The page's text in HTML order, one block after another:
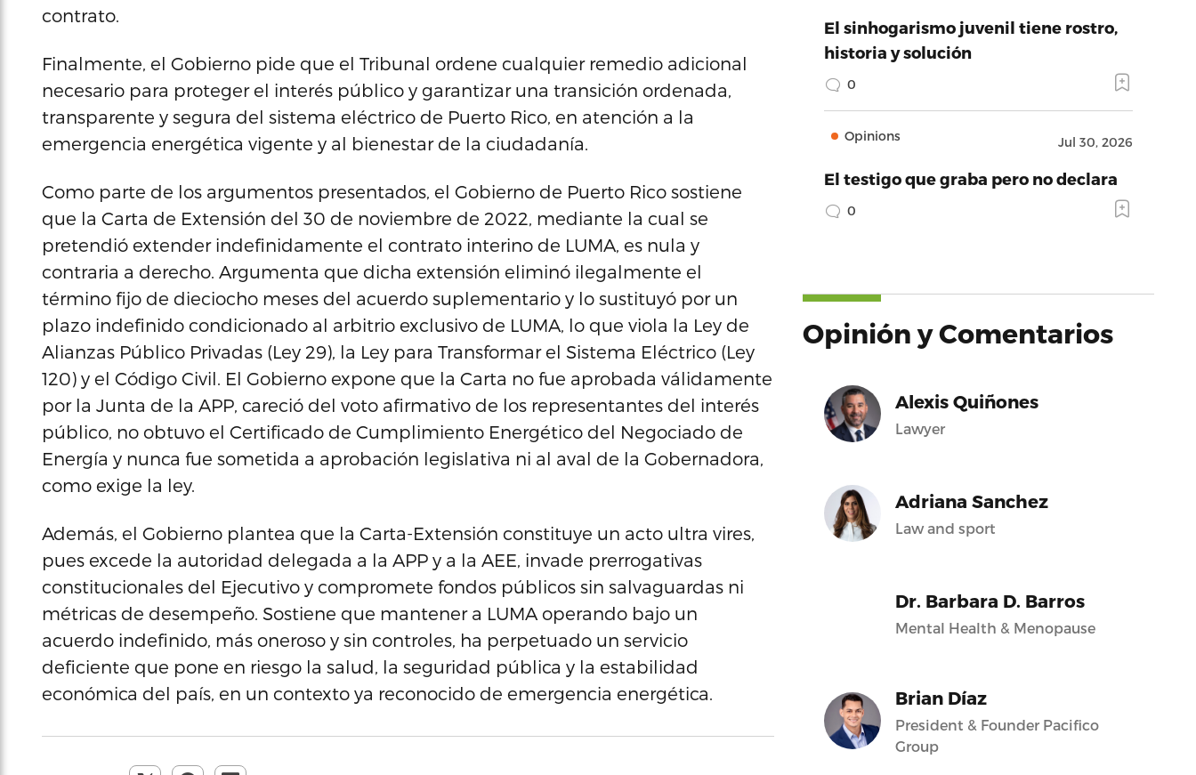
contrato.
Finalmente, el Gobierno pide que el Tribunal ordene cualquier remedio adicional
necesario para proteger el interés público y garantizar una transición ordenada,
transparente y segura del sistema eléctrico de Puerto Rico, en atención a la
emergencia energética vigente y al bienestar de la ciudadanía.
Como parte de los argumentos presentados, el Gobierno de Puerto Rico sostiene
que la Carta de Extensión del 30 de noviembre de 2022, mediante la cual se
pretendió extender indefinidamente el contrato interino de LUMA, es nula y
contraria a derecho. Argumenta que dicha extensión eliminó ilegalmente el
término fijo de dieciocho meses del acuerdo suplementario y lo sustituyó por un
plazo indefinido condicionado al arbitrio exclusivo de LUMA, lo que viola la Ley de
Alianzas Público Privadas (Ley 29), la Ley para Transformar el Sistema Eléctrico (Ley
120) y el Código Civil. El Gobierno expone que la Carta no fue aprobada válidamente
por la Junta de la APP, careció del voto afirmativo de los representantes del interés
público, no obtuvo el Certificado de Cumplimiento Energético del Negociado de
Energía y nunca fue sometida a aprobación legislativa ni al aval de la Gobernadora,
como exige la ley.
Además, el Gobierno plantea que la Carta-Extensión constituye un acto ultra vires,
pues excede la autoridad delegada a la APP y a la AEE, invade prerrogativas
constitucionales del Ejecutivo y compromete fondos públicos sin salvaguardas ni
métricas de desempeño. Sostiene que mantener a LUMA operando bajo un
acuerdo indefinido, más oneroso y sin controles, ha perpetuado un servicio
deficiente que pone en riesgo la salud, la seguridad pública y la estabilidad
económica del país, en un contexto ya reconocido de emergencia energética.
El sinhogarismo juvenil tiene rostro,
historia y solución
0
Opinions Jul 30, 2026
El testigo que graba pero no declara
0
Opinión y Comentarios
Alexis Quiñones
Lawyer
Adriana Sanchez
Law and sport
Dr. Barbara D. Barros
Mental Health & Menopause
Brian Díaz
President & Founder Pacifico
Group